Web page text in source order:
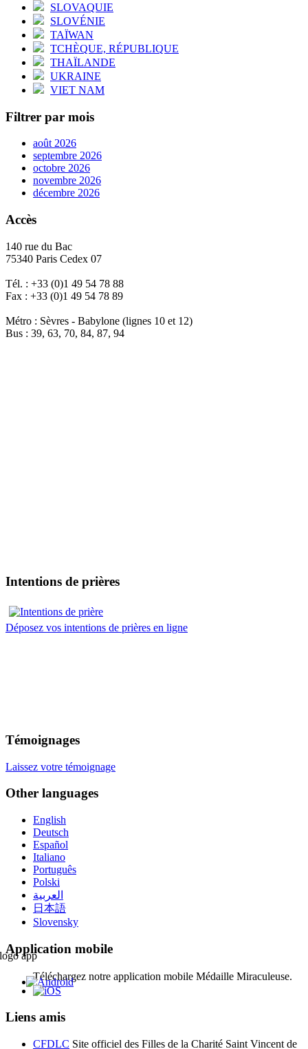
SLOVAQUIE
SLOVÉNIE
TAÏWAN
TCHÈQUE, RÉPUBLIQUE
THAÏLANDE
UKRAINE
VIET NAM
Filtrer par mois
août 2026
septembre 2026
octobre 2026
novembre 2026
décembre 2026
Accès
140 rue du Bac
75340 Paris Cedex 07
Tél. : +33 (0)1 49 54 78 88
Fax : +33 (0)1 49 54 78 89
Métro : Sèvres - Babylone (lignes 10 et 12)
Bus : 39, 63, 70, 84, 87, 94
Intentions de prières
Déposez vos intentions de prières en ligne
Témoignages
Laissez votre témoignage
Other languages
English
Deutsch
Español
Italiano
Português
Polski
العربية
日本語
Slovensky
Application mobile
Téléchargez notre application mobile Médaille Miraculeuse.
Liens amis
CFDLC Site officiel des Filles de la Charité Saint Vincent de